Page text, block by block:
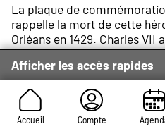
Accueil Compte
Afficher les accès rapides
La plaque de
rappelle la mort de cette
Orléans en 1429. Charles VII
France grâce à elle en la
avoir confié une petite
Jeanne d’Arc a sauvé la
Anglais lors de la Guerre de
Jeanne d’Arc fut faite